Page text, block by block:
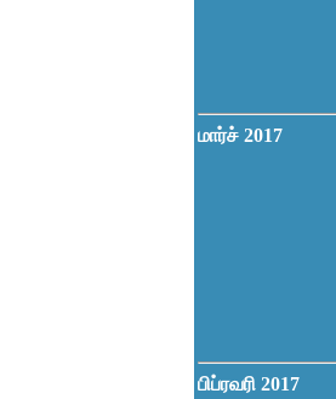
மார்ச் 2017
பிப்ரவரி 2017